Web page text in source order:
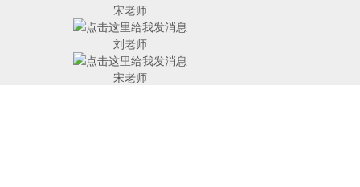
宋老师
刘老师
宋老师